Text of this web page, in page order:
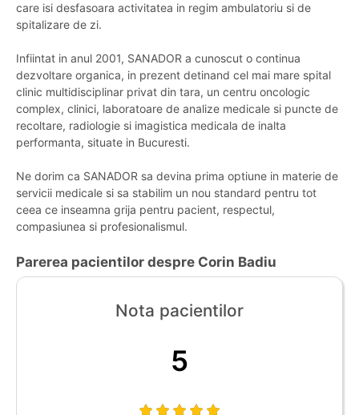
care isi desfasoara activitatea in regim ambulatoriu si de
spitalizare de zi.
Infiintat in anul 2001, SANADOR a cunoscut o continua
dezvoltare organica, in prezent detinand cel mai mare spital
clinic multidisciplinar privat din tara, un centru oncologic
complex, clinici, laboratoare de analize medicale si puncte de
recoltare, radiologie si imagistica medicala de inalta
performanta, situate in Bucuresti.
Ne dorim ca SANADOR sa devina prima optiune in materie de
servicii medicale si sa stabilim un nou standard pentru tot
ceea ce inseamna grija pentru pacient, respectul,
compasiunea si profesionalismul.
Parerea pacientilor despre Corin Badiu
Nota pacientilor
5